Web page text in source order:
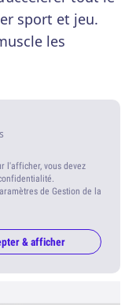
sport et jeu.
les
l'afficher, vous devez
de Gestion de la
& afficher